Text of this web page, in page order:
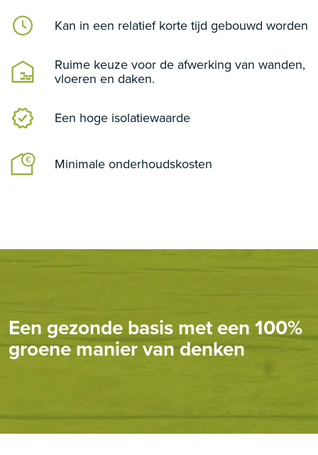
Kan in een relatief korte tijd gebouwd worden
Ruime keuze voor de afwerking van wanden,
vloeren en daken.
Een hoge isolatiewaarde
Minimale onderhoudskosten
Een gezonde basis met een 100%
groene manier van denken